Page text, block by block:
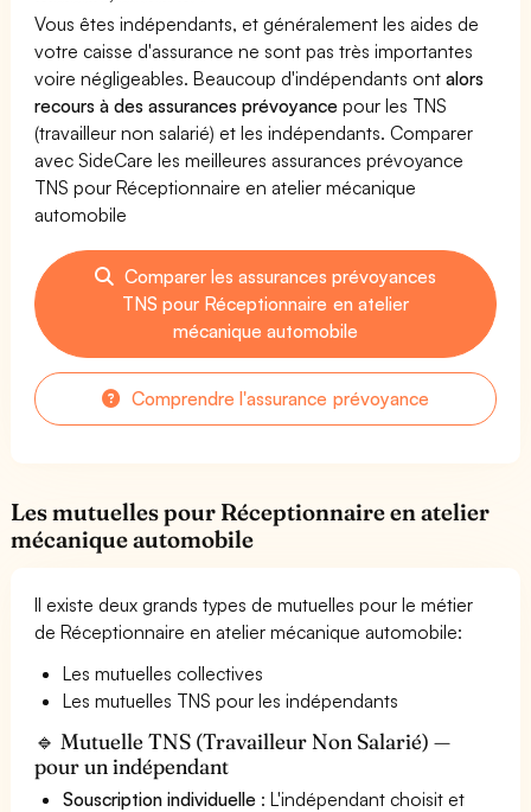
Vous êtes indépendants, et généralement les aides de
votre caisse d'assurance ne sont pas très importantes
voire négligeables. Beaucoup d'indépendants ontalors
recours à des assurances prévoyance pour les TNS
(travailleur non salarié) et les indépendants. Comparer
avec SideCare les meilleures assurances prévoyance
TNS pour Réceptionnaire en atelier mécanique
automobile
Comparer les assurances prévoyances
TNS pour Réceptionnaire en atelier
mécanique automobile
Comprendre l'assurance prévoyance
Les mutuelles pour Réceptionnaire en atelier
mécanique automobile
Il existe deux grands types de mutuelles pour le métier
de Réceptionnaire en atelier mécanique automobile:
Les mutuelles collectives
Les mutuelles TNS pour les indépendants
🔹 Mutuelle TNS (Travailleur Non Salarié) —
pour un indépendant
Souscription individuelle : L'indépendant choisit et